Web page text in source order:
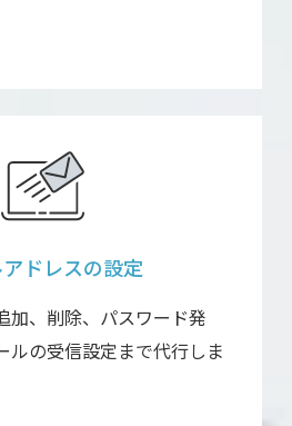
ドレスの設定
加、削除、パスワード発
ルの受信設定まで代行しま